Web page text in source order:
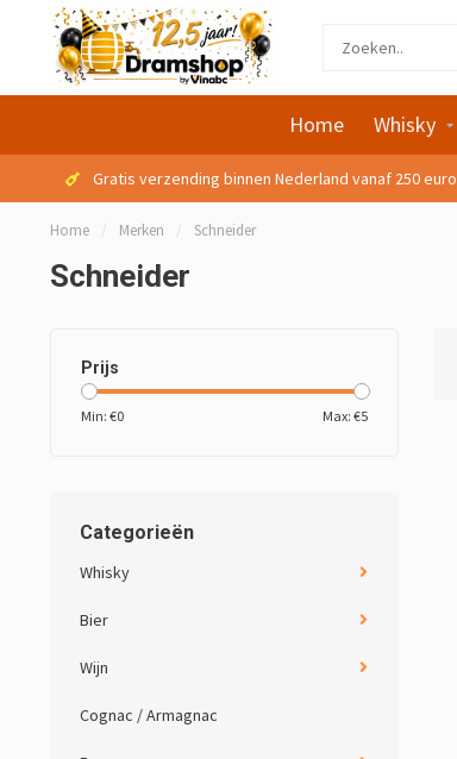
Home Whisky
Gratis verzending binnen Nederland vanaf 250 euro
Home / Merken / Schneider
Schneider
Prijs
Min: €0 Max: €5
Categorieën
Whisky
Bier
Wijn
Cognac / Armagnac